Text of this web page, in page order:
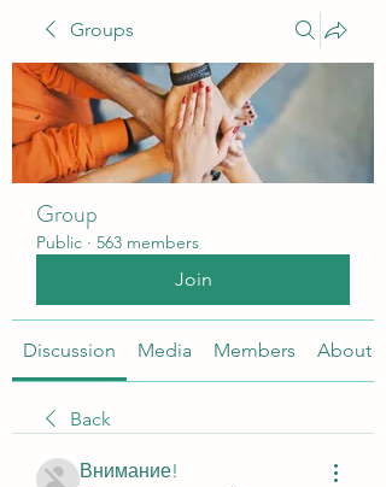
Groups
Group
Public · 563 members
Join
Discussion Media Members About
Back
Внимание!